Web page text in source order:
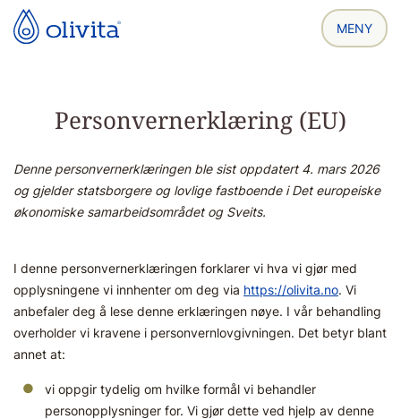
Personvernerklæring (EU)
Denne personvernerklæringen ble sist oppdatert 4. mars 2026
og gjelder statsborgere og lovlige fastboende i Det europeiske
økonomiske samarbeidsområdet og Sveits.
I denne personvernerklæringen forklarer vi hva vi gjør med
opplysningene vi innhenter om deg via https://olivita.no. Vi
anbefaler deg å lese denne erklæringen nøye. I vår behandling
overholder vi kravene i personvernlovgivningen. Det betyr blant
annet at:
vi oppgir tydelig om hvilke formål vi behandler
personopplysninger for. Vi gjør dette ved hjelp av denne